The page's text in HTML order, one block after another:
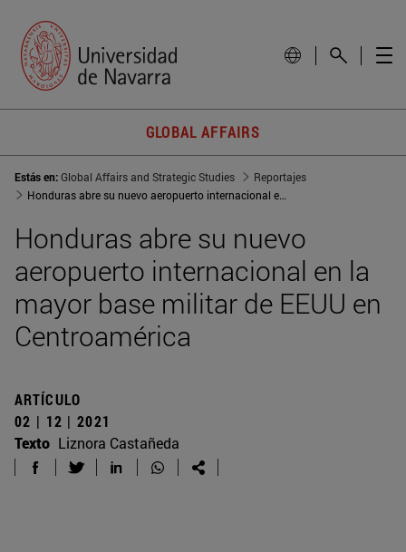
GLOBAL AFFAIRS
Estás en:Global Affairs and Strategic Studies
Reportajes
Honduras abre su nuevo aeropuerto internacional en la mayor base militar de EEUU en Centroamérica
Honduras abre su nuevo
aeropuerto internacional en la
mayor base militar de EEUU en
Centroamérica
ARTÍCULO
02 | 12 | 2021
Texto Liznora Castañeda